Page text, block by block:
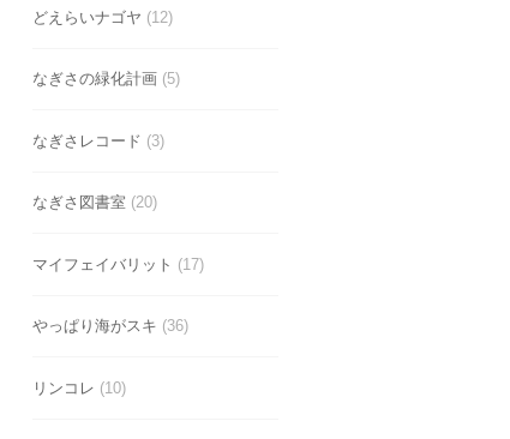
どえらいナゴヤ (12)
なぎさの緑化計画(5)
なぎさレコード (3)
なぎさ図書室 (20)
マイフェイバリット (17)
やっぱり海がスキ (36)
リンコレ (10)